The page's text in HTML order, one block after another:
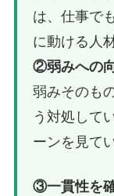
は、仕事で
に動ける人
②弱みへの
弱みそのも
う対処して
ーンを見て
③一貫性を